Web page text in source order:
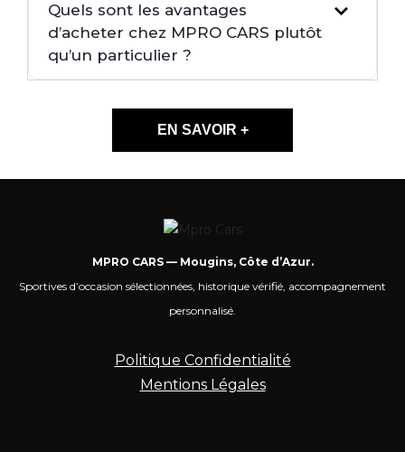
Quels sont les avantages
d’acheter chez MPRO CARS plutôt
qu’un particulier ?
EN SAVOIR +
MPRO CARS — Mougins, Côte d’Azur.
Sportives d’occasion sélectionnées, historique vérifié, accompagnement
personnalisé.
Politique Confidentialité
Mentions Légales